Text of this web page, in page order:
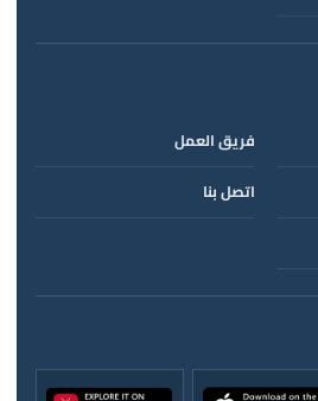
فريق العمل
اتصل بنا